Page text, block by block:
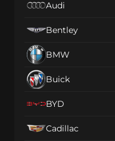
Audi
Bentley
BMW
Buick
BYD
Cadillac